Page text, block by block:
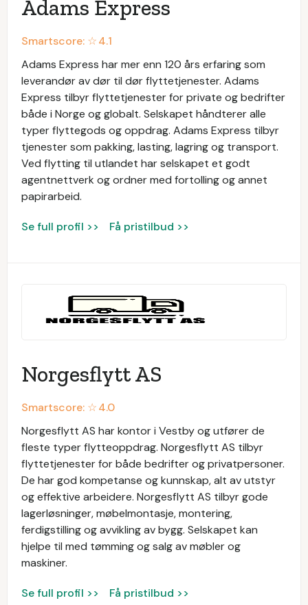
Adams Express
Smartscore: ☆4.1
Adams Express har mer enn 120 års erfaring som
leverandør av dør til dør flyttetjenester. Adams
Express tilbyr flyttetjenester for private og bedrifter
både i Norge og globalt. Selskapet håndterer alle
typer flyttegods og oppdrag. Adams Express tilbyr
tjenester som pakking, lasting, lagring og transport.
Ved flytting til utlandet har selskapet et godt
agentnettverk og ordner med fortolling og annet
papirarbeid.
Se full profil >> Få pristilbud >>
Norgesflytt AS
Smartscore: ☆4.0
Norgesflytt AS har kontor i Vestby og utfører de
fleste typer flytteoppdrag. Norgesflytt AS tilbyr
flyttetjenester for både bedrifter og privatpersoner.
De har god kompetanse og kunnskap, alt av utstyr
og effektive arbeidere. Norgesflytt AS tilbyr gode
lagerløsninger, møbelmontasje, montering,
ferdigstilling og avvikling av bygg. Selskapet kan
hjelpe til med tømming og salg av møbler og
maskiner.
Se full profil >> Få pristilbud >>